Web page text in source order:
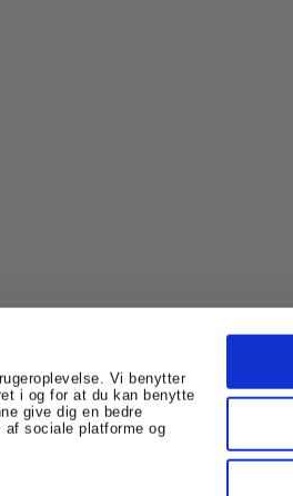
Vi benytter
i og for at du kan benytte
give dig en bedre
af sociale platforme og